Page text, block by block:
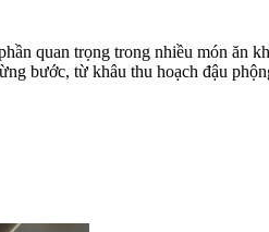
quan trọng trong nhiều món ăn
bước, từ khâu thu hoạch đậu